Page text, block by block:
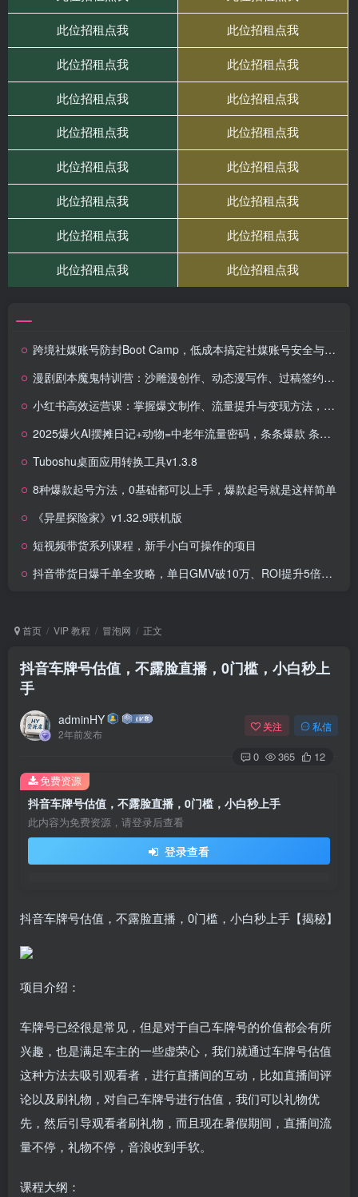
跨境社媒账号防封Boot Camp，低成本搞定社媒账号安全与长期运营
漫剧剧本魔鬼特训营：沙雕漫创作、动态漫写作、过稿签约，稳定月入1万+
小红书高效运营课：掌握爆文制作、流量提升与变现方法，轻松实现盈利
2025爆火AI摆摊日记+动物=中老年流量密码，条条爆款 条条原创
Tuboshu桌面应用转换工具v1.3.8
8种爆款起号方法，0基础都可以上手，爆款起号就是这样简单
《异星探险家》v1.32.9联机版
短视频带货系列课程，新手小白可操作的项目
抖音带货日爆千单全攻略，单日GMV破10万、ROI提升5倍，让带货变现更高效
首页 VIP 教程 冒泡网 正文
抖音车牌号估值，不露脸直播，0门槛，小白秒上
手
adminHY
2年前发布
关注 私信
0 365 12
抖音车牌号估值，不露脸直播，0门槛，小白秒上手
此内容为免费资源，请登录后查看
登录查看
免费资源
抖音车牌号估值，不露脸直播，0门槛，小白秒上手【揭秘】
项目介绍：
车牌号已经很是常见，但是对于自己车牌号的价值都会有所
兴趣，也是满足车主的一些虚荣心，我们就通过车牌号估值
这种方法去吸引观看者，进行直播间的互动，比如直播间评
论以及刷礼物，对自己车牌号进行估值，我们可以礼物优
先，然后引导观看者刷礼物，而且现在暑假期间，直播间流
量不停，礼物不停，音浪收到手软。
课程大纲：